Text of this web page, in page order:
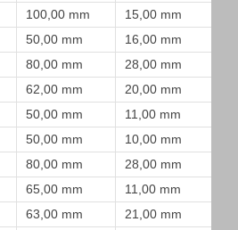
100,00 mm
15,00 mm
50,00 mm
16,00 mm
80,00 mm
28,00 mm
62,00 mm
20,00 mm
50,00 mm
11,00 mm
50,00 mm
10,00 mm
80,00 mm
28,00 mm
65,00 mm
11,00 mm
63,00 mm
21,00 mm